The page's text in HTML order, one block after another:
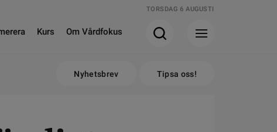
TORSDAG 6 AUGUSTI
Kurs Om Vårdfokus
Nyhetsbrev Tipsa oss!